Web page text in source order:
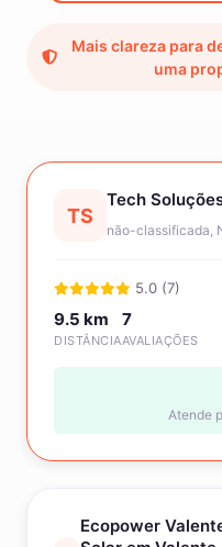
TS
Tech
não-classificada,
5.0 (7)
9.5 km
DISTÂNCIA
7
AVALIAÇÕES
Atende
Ecopower
Mais clareza para
uma